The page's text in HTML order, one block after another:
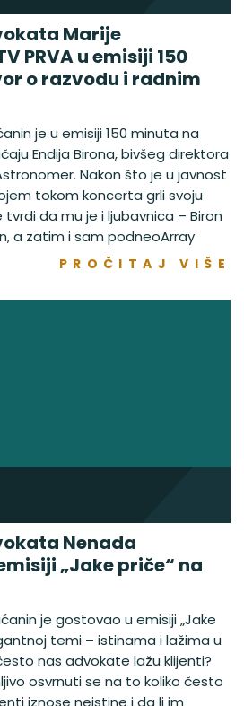
Marije
PRVA u emisiji 150
o razvodu i radnim
je u emisiji 150 minuta na
Endija Birona, bivšeg direktora
Nakon što je u javnost
tokom koncerta grli svoju
tvrdi da mu je i ljubavnica – Biron
a zatim i sam podneoArray
PROČITAJ VIŠE
Nenada
„Jake priče“ na
je gostovao u emisiji „Jake
temi – istinama i lažima u
nas advokate lažu klijenti?
osvrnuti se na to koliko često
iznose neistine i da li im